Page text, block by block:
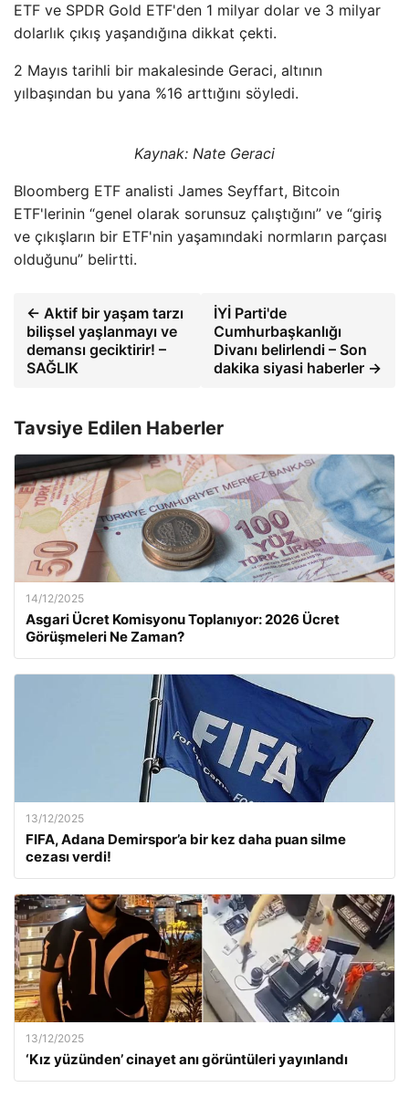
ETF ve SPDR Gold ETF'den 1 milyar dolar ve 3 milyar
dolarlık çıkış yaşandığına dikkat çekti.
2 Mayıs tarihli bir makalesinde Geraci, altının
yılbaşından bu yana %16 arttığını söyledi.
Kaynak: Nate Geraci
Bloomberg ETF analisti James Seyffart, Bitcoin
ETF'lerinin “genel olarak sorunsuz çalıştığını” ve “giriş
ve çıkışların bir ETF'nin yaşamındaki normların parçası
olduğunu” belirtti.
← Aktif bir yaşam tarzı
bilişsel yaşlanmayı ve
demansı geciktirir! –
SAĞLIK
İYİ Parti'de
Cumhurbaşkanlığı
Divanı belirlendi – Son
dakika siyasi haberler →
Tavsiye Edilen Haberler
14/12/2025
Asgari Ücret Komisyonu Toplanıyor: 2026 Ücret
Görüşmeleri Ne Zaman?
13/12/2025
FIFA, Adana Demirspor’a bir kez daha puan silme
cezası verdi!
13/12/2025
‘Kız yüzünden’ cinayet anı görüntüleri yayınlandı